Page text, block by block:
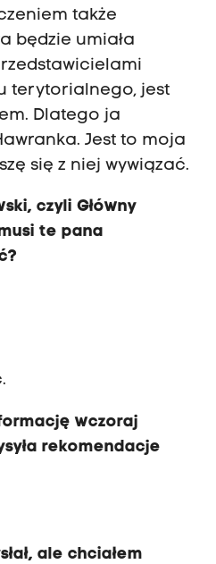
także
będzie umiała
terytorialnego, jest
Dlatego ja
Jest to moja
się z niej wywiązać.
czyli Główny
te pana
wczoraj
rekomendacje
ale chciałem